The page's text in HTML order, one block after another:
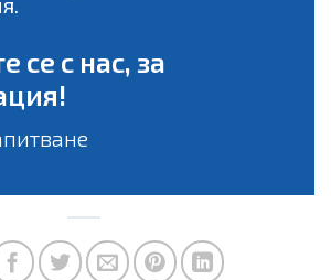
се с нас, за